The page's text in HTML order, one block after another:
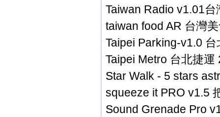
Taiwan Radio v1.01
taiwan food AR 台灣
Taipei Parking-v1.0
Taipei Metro 台北捷運
Star Walk - 5 stars
squeeze it PRO v1.5
Sound Grenade Pro